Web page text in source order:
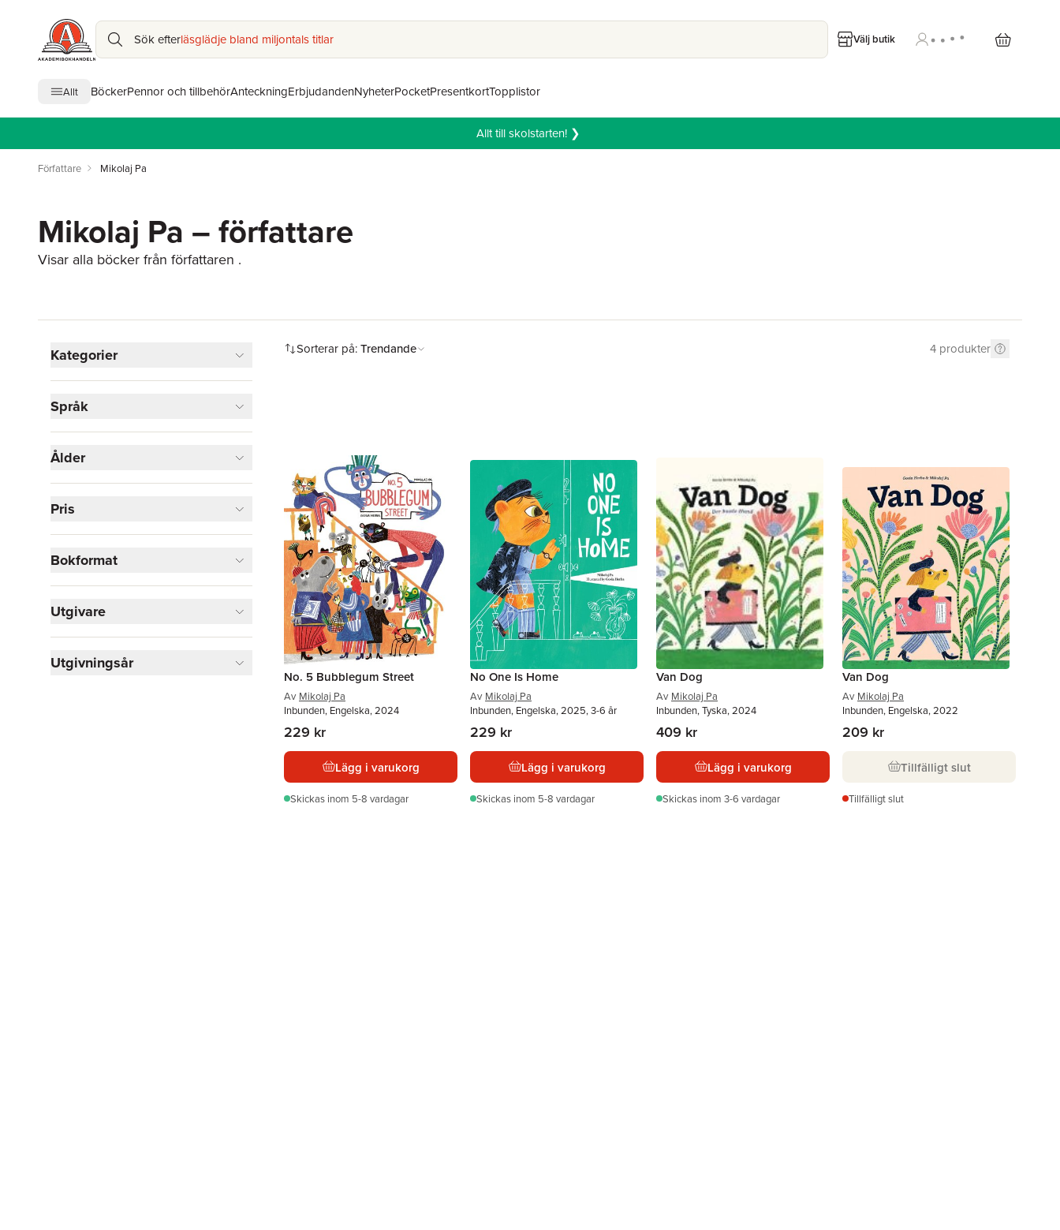
Sök efterläsglädje bland miljontals titlar Välj butik
Allt BöckerPennor och tillbehörAnteckningErbjudandenNyheterPocketPresentkortTopplistor
Allt till skolstarten! ❯
Författare Mikolaj Pa
Mikolaj Pa – författare
Visar alla böcker från författaren .
Kategorier
Barn och ungdom
4
Visa fler
Språk
Ålder
Pris
Bokformat
Utgivare
Utgivningsår
Sorterar på:Trendande 4 produkter
No. 5 Bubblegum Street
Av Mikolaj Pa
Inbunden, Engelska, 2024
229 kr
Lägg i varukorg
Skickas inom 5-8 vardagar
No One Is Home
Av Mikolaj Pa
Inbunden, Engelska, 2025, 3-6 år
229 kr
Lägg i varukorg
Skickas inom 5-8 vardagar
Van Dog
Av Mikolaj Pa
Inbunden, Tyska, 2024
409 kr
Lägg i varukorg
Skickas inom 3-6 vardagar
Van Dog
Av Mikolaj Pa
Inbunden, Engelska, 2022
209 kr
Tillfälligt slut
Tillfälligt slut